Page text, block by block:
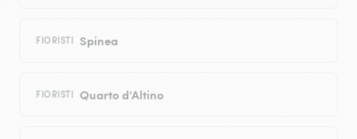
FIORISTI Spinea
FIORISTI Quarto d’Altino